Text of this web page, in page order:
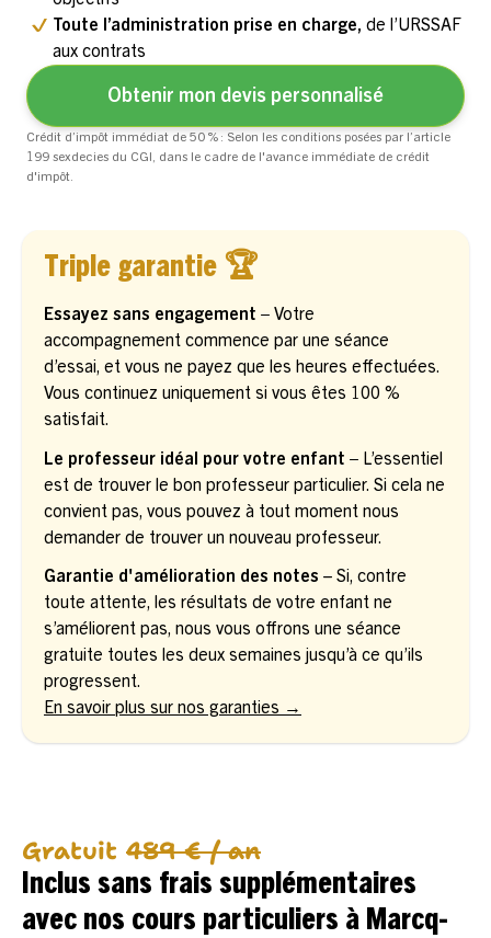
Toute l’administration prise en charge, de l’URSSAF
aux contrats
Obtenir mon devis personnalisé
Crédit d’impôt immédiat de 50 % : Selon les conditions posées par l’article
199 sexdecies du CGI, dans le cadre de l'avance immédiate de crédit
d'impôt.
Triple garantie 🏆
Essayez sans engagement – Votre
accompagnement commence par une séance
d’essai, et vous ne payez que les heures effectuées.
Vous continuez uniquement si vous êtes 100 %
satisfait.
Le professeur idéal pour votre enfant – L’essentiel
est de trouver le bon professeur particulier. Si cela ne
convient pas, vous pouvez à tout moment nous
demander de trouver un nouveau professeur.
Garantie d'amélioration des notes – Si, contre
toute attente, les résultats de votre enfant ne
s’améliorent pas, nous vous offrons une séance
gratuite toutes les deux semaines jusqu’à ce qu’ils
progressent.
En savoir plus sur nos garanties →
Gratuit 489 € / an
Inclus sans frais supplémentaires
avec nos cours particuliers à Marcq-